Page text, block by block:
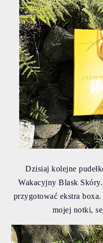
Dzisiaj kolejne
Wakacyjny Blask
przygotować ekstra
mojej notki,